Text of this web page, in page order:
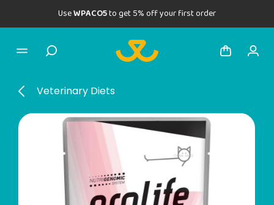
UseWPACO5to get 5% off your first order
Veterinary Diets